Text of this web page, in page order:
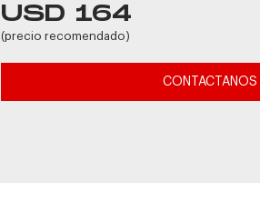
USD 164
(precio recomendado)
CONTACTANOS